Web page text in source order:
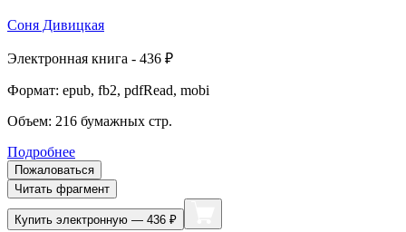
Соня Дивицкая
Электронная книга - 436 ₽
Формат: epub, fb2, pdfRead, mobi
Объем: 216 бумажных стр.
Подробнее
Пожаловаться
Читать фрагмент
Купить электронную — 436 ₽